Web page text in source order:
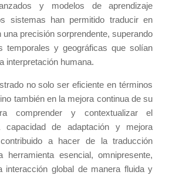
y modelos de aprendizaje
sistemas han permitido traducir en
una precisión sorprendente, superando
temporales y geográficas que solían
interpretación humana.
no solo ser eficiente en términos
también en la mejora continua de su
comprender y contextualizar el
capacidad de adaptación y mejora
a hacer de la traducción
herramienta esencial, omnipresente,
interacción global de manera fluida y